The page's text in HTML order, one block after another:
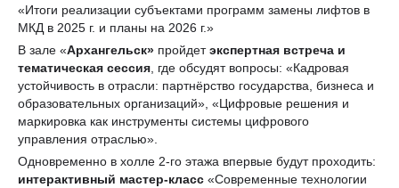
«Итоги реализации субъектами программ замены лифтов в
МКД в 2025 г. и планы на 2026 г.»
В зале «Архангельск» пройдетэкспертная встреча и
тематическая сессия , где обсудят вопросы: «Кадровая
устойчивость в отрасли: партнёрство государства, бизнеса и
образовательных организаций», «Цифровые решения и
маркировка как инструменты системы цифрового
управления отраслью».
Одновременно в холле 2-го этажа впервые будут проходить:
интерактивный мастер-класс «Современные технологии